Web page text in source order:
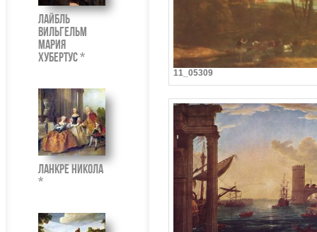
Лайбль
Вильгельм
Мария
Хубертус *
Ланкре Никола
*
11_05309